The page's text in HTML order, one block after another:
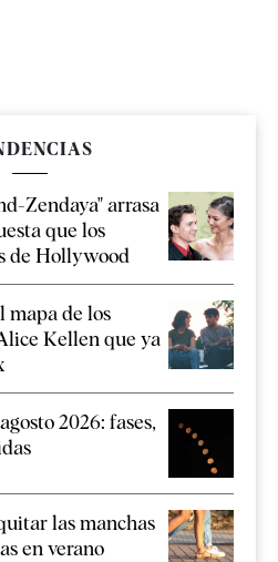
Zendaya" arrasa
que los
de Hollywood
mapa de los
Kellen que ya
2026: fases,
las manchas
en verano